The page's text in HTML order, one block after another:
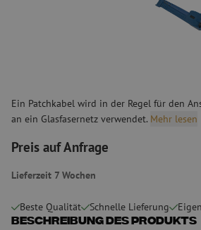
Ein Patchkabel wird in der Regel für den
an ein Glasfasernetz verwendet. Mehr lesen
Preis auf Anfrage
Lieferzeit 7 Wochen
Beste Qualität Schnelle Lieferung
Beschreibung des Produkts